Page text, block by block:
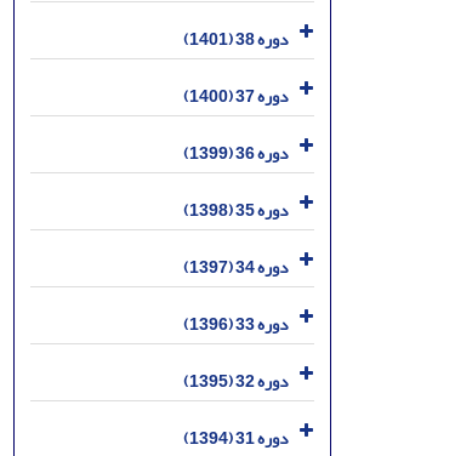
دوره 38 (1401)
دوره 37 (1400)
دوره 36 (1399)
دوره 35 (1398)
دوره 34 (1397)
دوره 33 (1396)
دوره 32 (1395)
دوره 31 (1394)